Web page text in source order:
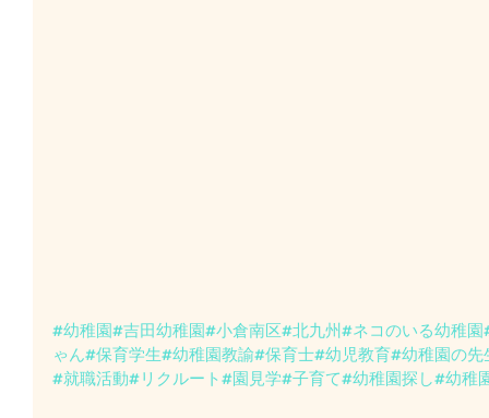
#幼稚園#吉田幼稚園#小倉南区#北九州#ネコのいる幼稚園
ゃん#保育学生#幼稚園教諭#保育士#幼児教育#幼稚園の先
#就職活動#リクルート#園見学#子育て#幼稚園探し#幼稚